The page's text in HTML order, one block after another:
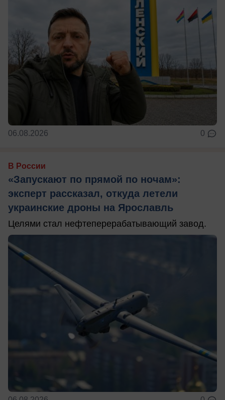
06.08.2026 0
В России
«Запускают по прямой по ночам»:
эксперт рассказал, откуда летели
украинские дроны на Ярославль
Целями стал нефтеперерабатывающий завод.